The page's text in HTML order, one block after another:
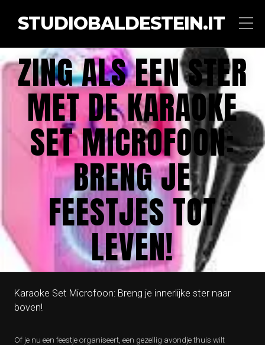
STUDIOBALDESTEIN.IT
ZING ALS EEN STER
MET DE KARAOKE
SET MICROFOON:
BRENG JE
FEESTJES TOT
LEVEN!
Karaoke Set Microfoon: Breng je innerlijke ster naar
boven!
Of je nu een feestje organiseert, een gezellig avondje thuis wilt